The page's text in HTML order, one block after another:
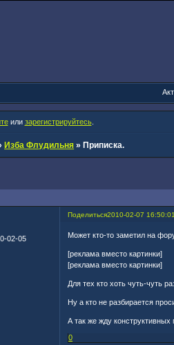
или зарегистрируйтесь.
Изба Флудильня »Приписка.
Поделиться2010-02-07 16:50:01
02-05
Может кто-то заметил на
[реклама вместо картинки]
[реклама вместо картинки]
Для тех кто хоть чуть-чуть
Ну а кто не разбирается
А так же жду
0